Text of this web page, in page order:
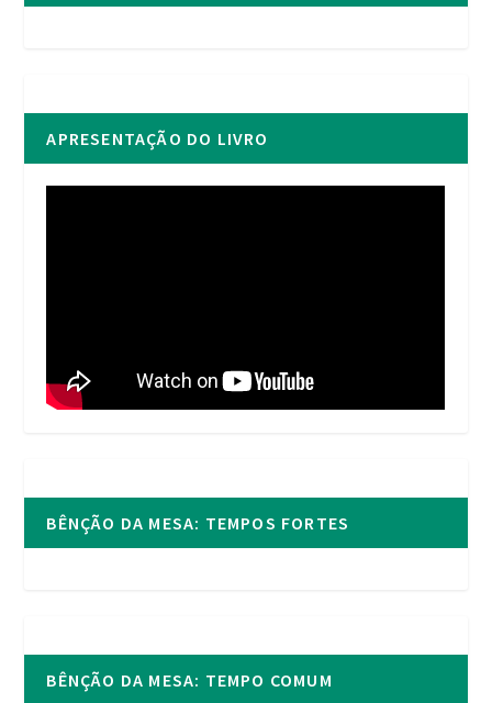
APRESENTAÇÃO DO LIVRO
BÊNÇÃO DA MESA: TEMPOS FORTES
BÊNÇÃO DA MESA: TEMPO COMUM